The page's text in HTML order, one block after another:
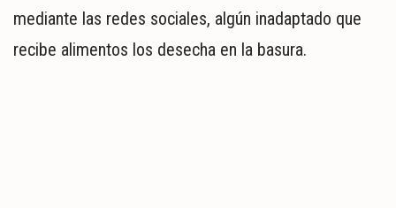
mediante las redes sociales, algún inadaptado que
recibe alimentos los desecha en la basura.